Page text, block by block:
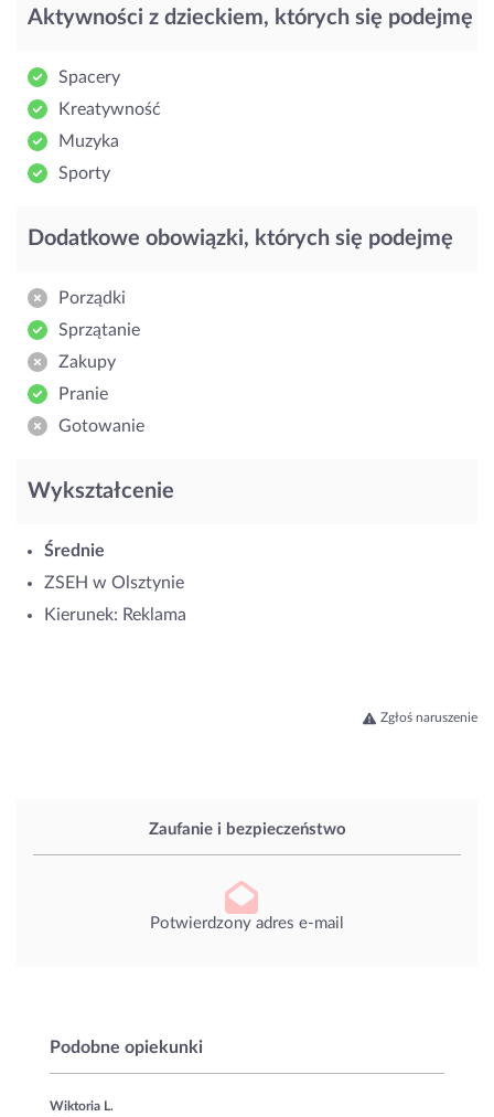
Zaufanie i bezpieczeństwo
Potwierdzony adres e-mail
Podobne opiekunki
Wiktoria L.
Aktywności z dzieckiem, których się podejmę
Spacery
Kreatywność
Muzyka
Sporty
Dodatkowe obowiązki, których się podejmę
Porządki
Sprzątanie
Zakupy
Pranie
Gotowanie
Wykształcenie
Średnie
ZSEH w Olsztynie
Kierunek: Reklama
Zgłoś naruszenie